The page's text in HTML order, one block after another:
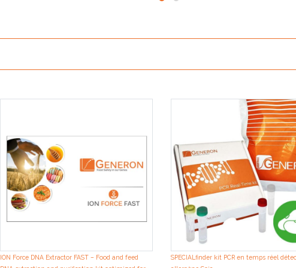
ION Force DNA Extractor FAST – Food and feed
SPECIALfinder kit PCR en temps réel